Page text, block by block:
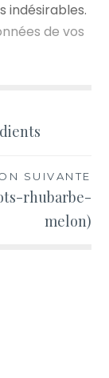
indésirables.
de vos
SUIVANTE
rhubarbe-
melon)